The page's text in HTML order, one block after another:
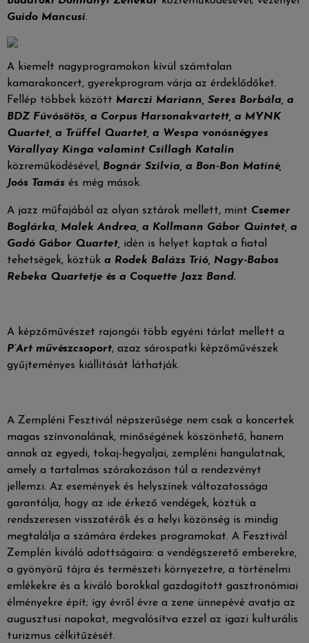
Guido Mancusi.
A kiemelt nagyprogramokon kívül számtalan
kamarakoncert, gyerekprogram várja az érdeklődőket.
Fellép többek között Marczi Mariann, Seres Borbála, a
BDZ Fúvósötös, a Corpus Harsonakvartett, a MYNK
Quartet, a Trüffel Quartet, a Wespa vonósnégyes
Várallyay Kinga valamint Csillagh Katalin
közreműködésével, Bognár Szilvia, a Bon-Bon Matiné,
Joós Tamás és még mások.
A jazz műfajából az olyan sztárok mellett, mint Csemer
Boglárka, Malek Andrea, a Kollmann Gábor Quintet, a
Gadó Gábor Quartet, idén is helyet kaptak a fiatal
tehetségek, köztük a Rodek Balázs Trió, Nagy-Babos
Rebeka Quartetje és a Coquette Jazz Band.
A képzőművészet rajongói több egyéni tárlat mellett a
P’Art művészcsoport, azaz sárospatki képzőművészek
gyűjteményes kiállítását láthatják.
A Zempléni Fesztivál népszerűsége nem csak a koncertek
magas színvonalának, minőségének köszönhető, hanem
annak az egyedi, tokaj-hegyaljai, zempléni hangulatnak,
amely a tartalmas szórakozáson túl a rendezvényt
jellemzi. Az események és helyszínek változatossága
garantálja, hogy az ide érkező vendégek, köztük a
rendszeresen visszatérők és a helyi közönség is mindig
megtalálja a számára érdekes programokat. A Fesztivál
Zemplén kiváló adottságaira: a vendégszerető emberekre,
a gyönyörű tájra és természeti környezetre, a történelmi
emlékekre és a kiváló borokkal gazdagított gasztronómiai
élményekre épít; így évről évre a zene ünnepévé avatja az
augusztusi napokat, megvalósítva ezzel az igazi kulturális
turizmus célkitűzését.